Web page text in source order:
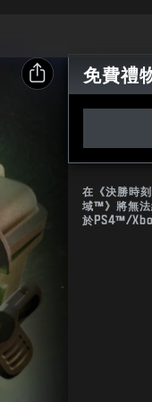
免費禮
在《決勝時
域™》將無法
於PS4™/